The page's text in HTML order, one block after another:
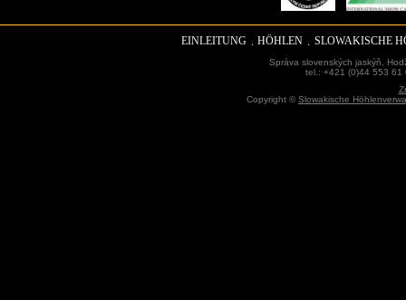
EINLEITUNG HÖHLEN SLOWAKISCHE
Správa slovenských jaskýň,
tel.: +421 (0)44 553
Copyright ©Slowakische